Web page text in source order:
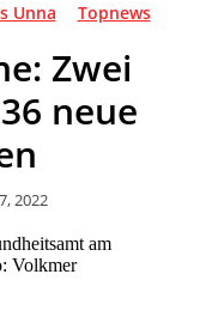
Unna Topnews
Zwei
neue
2022